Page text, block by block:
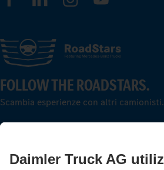
FOLLOW THE ROADSTARS.
Scambia esperienze con altri camionisti.